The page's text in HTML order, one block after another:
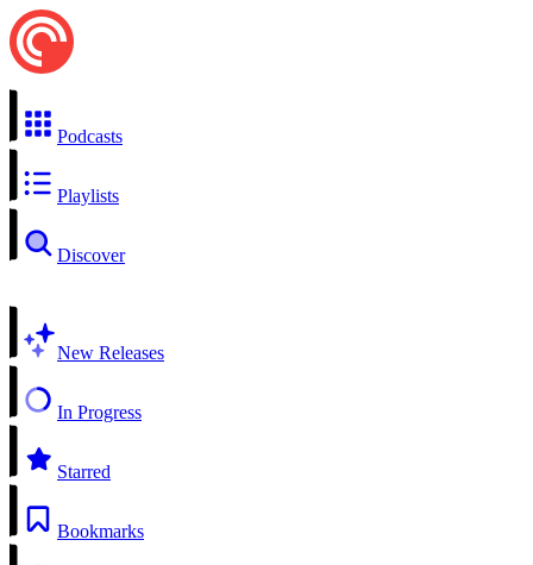
Podcasts
Playlists
Discover
New Releases
In Progress
Starred
Bookmarks